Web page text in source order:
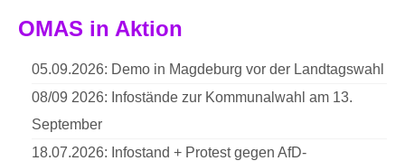
OMAS in Aktion
05.09.2026: Demo in Magdeburg vor der Landtagswahl
08/09 2026: Infostände zur Kommunalwahl am 13.
September
18.07.2026: Infostand + Protest gegen AfD-